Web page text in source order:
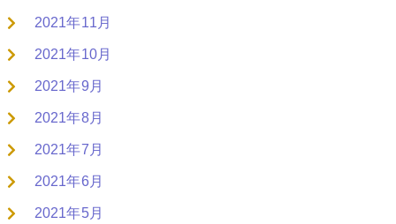
2021年11月
2021年10月
2021年9月
2021年8月
2021年7月
2021年6月
2021年5月